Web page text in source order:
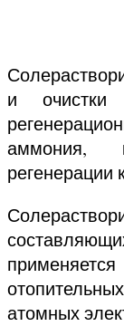
и очистки
аммония,
атомных